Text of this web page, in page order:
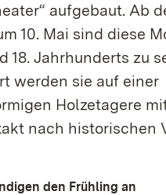
aufgebaut. Ab
10. Mai sind diese
18. Jahrhunderts zu
werden sie auf einer
Holzetagere
nach historischen
den Frühling an